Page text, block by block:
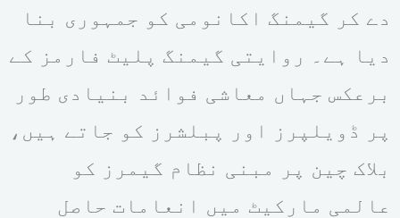
دے کر گیمنگ اکانومی کو جمہوری بنا
دیا ہے۔ روایتی گیمنگ پلیٹ فارمز کے
برعکس جہاں معاشی فوائد بنیادی طور
پر ڈویلپرز اور پبلشرز کو جاتے ہیں،
بلاک چین پر مبنی نظام گیمرز کو
عالمی مارکیٹ میں انعامات حاصل